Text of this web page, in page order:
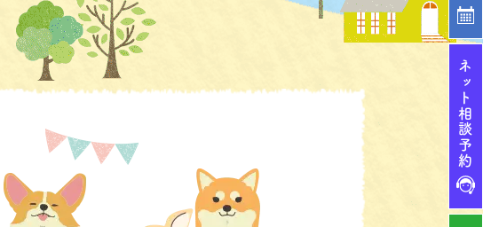
ネ
ッ
ト
相
談
予
約